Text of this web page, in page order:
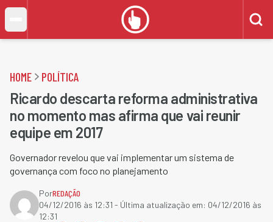
HOME POLÍTICA
Ricardo descarta reforma administrativa
no momento mas afirma que vai reunir
equipe em 2017
Governador revelou que vai implementar um sistema de
governança com foco no planejamento
PorREDAÇÃO
04/12/2016 às 12:31 - Última atualização em: 04/12/2016 às
12:31